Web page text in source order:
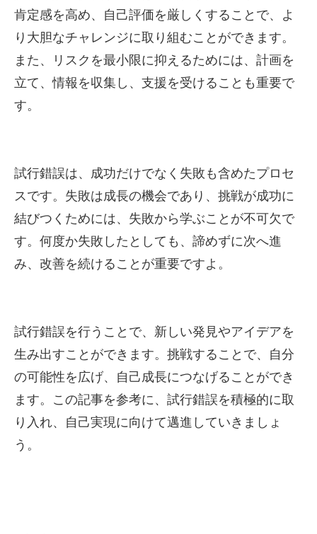
肯定感を高め、自己評価を厳しくすることで、よ
り大胆なチャレンジに取り組むことができます。
また、リスクを最小限に抑えるためには、計画を
立て、情報を収集し、支援を受けることも重要で
す。
試行錯誤は、成功だけでなく失敗も含めたプロセ
スです。失敗は成長の機会であり、挑戦が成功に
結びつくためには、失敗から学ぶことが不可欠で
す。何度か失敗したとしても、諦めずに次へ進
み、改善を続けることが重要ですよ。
試行錯誤を行うことで、新しい発見やアイデアを
生み出すことができます。挑戦することで、自分
の可能性を広げ、自己成長につなげることができ
ます。この記事を参考に、試行錯誤を積極的に取
り入れ、自己実現に向けて邁進していきましょ
う。